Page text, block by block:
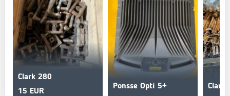
Clark 280
15 EUR
Ponsse Opti 5+ Clark